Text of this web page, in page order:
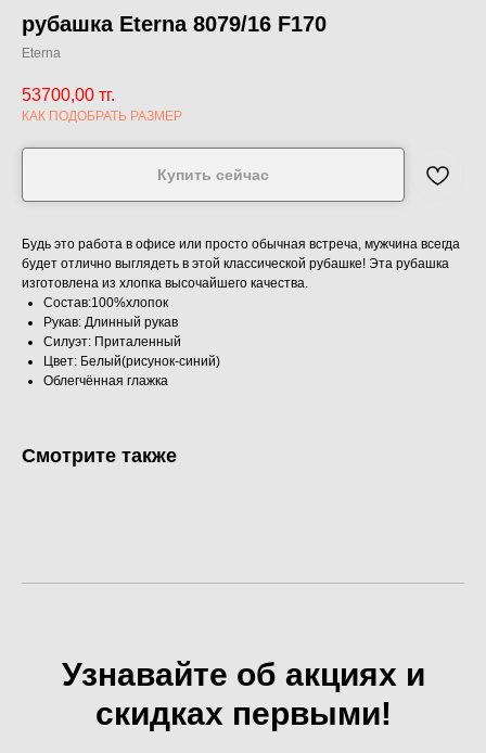
рубашка Eterna 8079/16 F170
Eterna
53700,00 тг.
КАК ПОДОБРАТЬ РАЗМЕР
Купить сейчас
Будь это работа в офисе или просто обычная встреча, мужчина всегда
будет отлично выглядеть в этой классической рубашке! Эта рубашка
изготовлена ​​из хлопка высочайшего качества.
Состав:100%хлопок
Рукав: Длинный рукав
Силуэт: Приталенный
Цвет: Белый(рисунок-синий)
Облегчённая глажка
Смотрите также
Узнавайте об акциях и
скидках первыми!